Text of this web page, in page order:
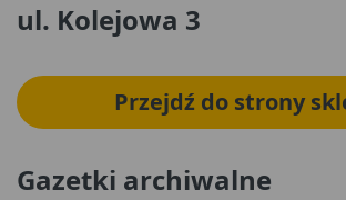
ul. Kolejowa 3
Przejdź do strony
Gazetki archiwalne